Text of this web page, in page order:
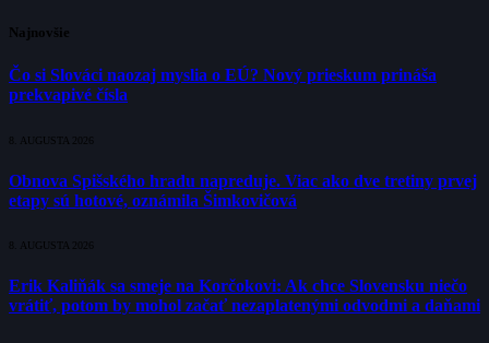
Najnovšie
Čo si Slováci naozaj myslia o EÚ? Nový prieskum prináša
prekvapivé čísla
8. AUGUSTA 2026
Obnova Spišského hradu napreduje. Viac ako dve tretiny prvej
etapy sú hotové, oznámila Šimkovičová
8. AUGUSTA 2026
Erik Kaliňák sa smeje na Korčokovi: Ak chce Slovensku niečo
vrátiť, potom by mohol začať nezaplatenými odvodmi a daňami